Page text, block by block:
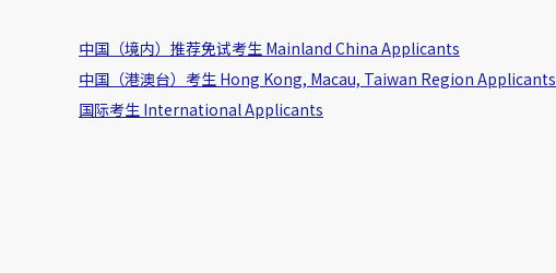
中国（境内）推荐免试考生 Mainland China Applicants
中国（港澳台）考生 Hong Kong, Macau, Taiwan Region Applicants
国际考生 International Applicants